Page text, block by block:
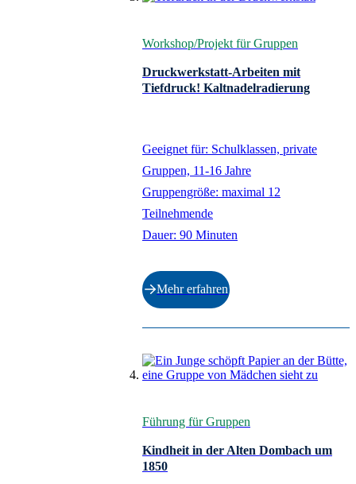
Workshop/Projekt für Gruppen
Druckwerkstatt-Arbeiten mit
Tiefdruck! Kaltnadelradierung
Geeignet für: Schulklassen, private
Gruppen, 11-16 Jahre
Gruppengröße: maximal 12
Teilnehmende
Dauer: 90 Minuten
Mehr erfahren
Führung für Gruppen
Kindheit in der Alten Dombach um
1850